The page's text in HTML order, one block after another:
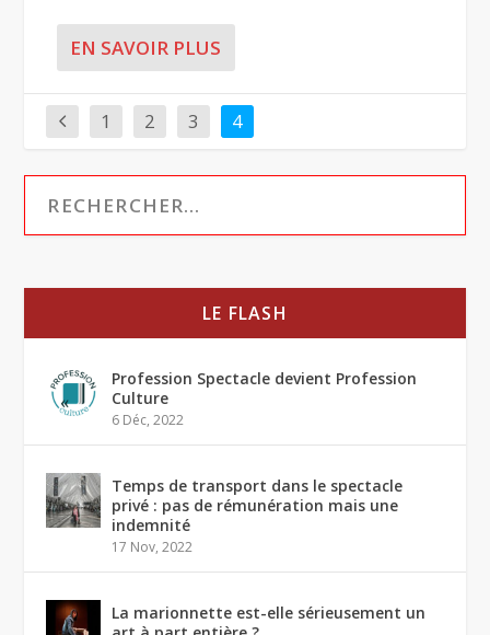
EN SAVOIR PLUS
1 2 3 4
LE FLASH
Profession Spectacle devient Profession
Culture
6 Déc, 2022
Temps de transport dans le spectacle
privé : pas de rémunération mais une
indemnité
17 Nov, 2022
La marionnette est-elle sérieusement un